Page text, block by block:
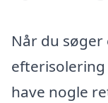
Når du
have nogle